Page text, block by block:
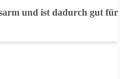
und ist dadurch gut für